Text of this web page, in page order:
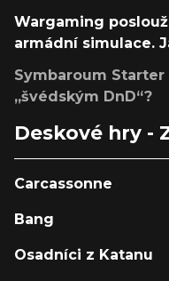
Wargaming
armádní simulace.
Symbaroum Starter
„švédským DnD“?
Deskové hry -
Carcassonne
Bang
Osadníci z Katanu